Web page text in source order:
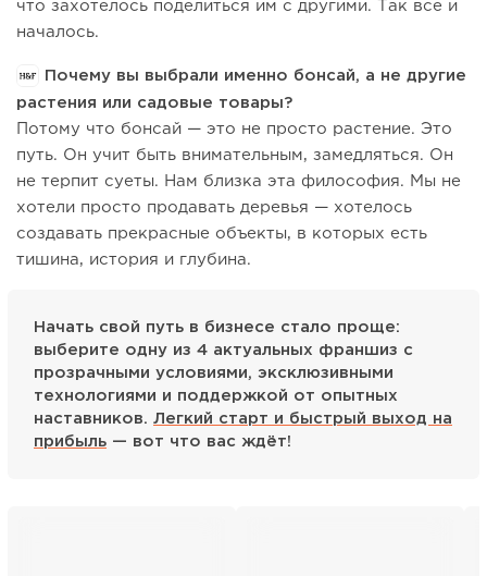
что захотелось поделиться им с другими. Так все и
началось.
Почему вы выбрали именно бонсай, а не другие
растения или садовые товары?
Потому что бонсай — это не просто растение. Это
путь. Он учит быть внимательным, замедляться. Он
не терпит суеты. Нам близка эта философия. Мы не
хотели просто продавать деревья — хотелось
создавать прекрасные объекты, в которых есть
тишина, история и глубина.
Начать свой путь в бизнесе стало проще:
выберите одну из 4 актуальных франшиз с
прозрачными условиями, эксклюзивными
технологиями и поддержкой от опытных
наставников. Легкий старт и быстрый выход на
прибыль — вот что вас ждёт!